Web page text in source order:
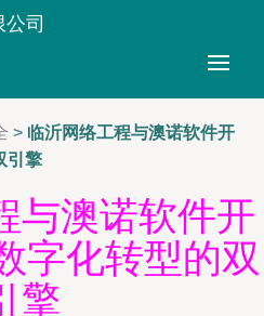
司
> 临沂网络工程与澳诺软件开
引擎
与澳诺软件开
字化转型的双
擎